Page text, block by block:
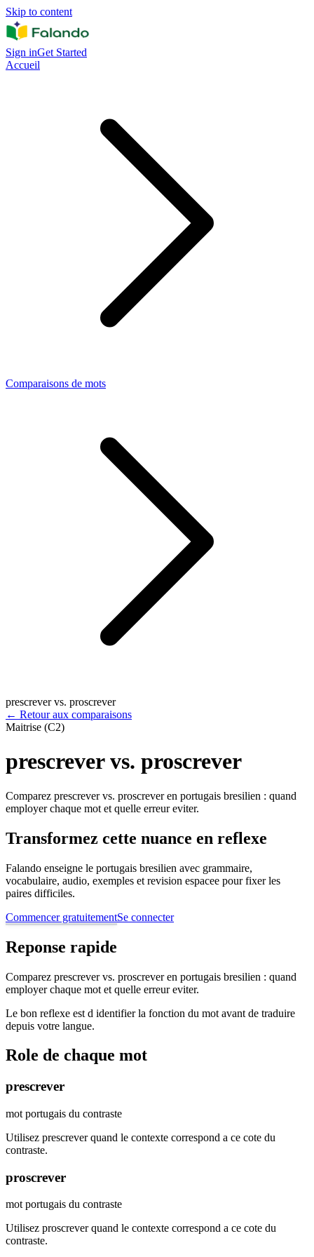
Skip to content
Sign inGet Started
Accueil
Comparaisons de mots
prescrever vs. proscrever
← Retour aux comparaisons
Maitrise (C2)
prescrever vs. proscrever
Comparez prescrever vs. proscrever en portugais bresilien : quand
employer chaque mot et quelle erreur eviter.
Transformez cette nuance en reflexe
Falando enseigne le portugais bresilien avec grammaire,
vocabulaire, audio, exemples et revision espacee pour fixer les
paires difficiles.
Commencer gratuitementSe connecter
Reponse rapide
Comparez prescrever vs. proscrever en portugais bresilien : quand
employer chaque mot et quelle erreur eviter.
Le bon reflexe est d identifier la fonction du mot avant de traduire
depuis votre langue.
Role de chaque mot
prescrever
mot portugais du contraste
Utilisez prescrever quand le contexte correspond a ce cote du
contraste.
proscrever
mot portugais du contraste
Utilisez proscrever quand le contexte correspond a ce cote du
contraste.